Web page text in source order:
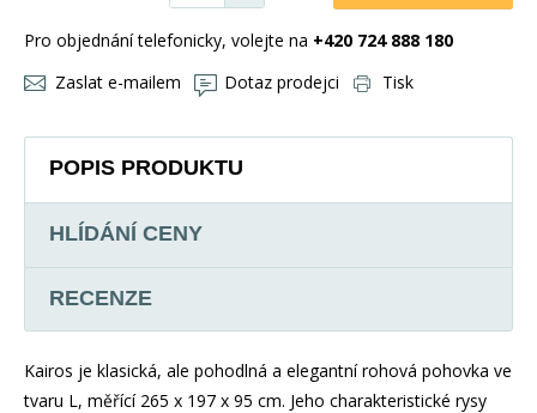
Pro objednání telefonicky, volejte na +420 724 888 180
Zaslat e-mailem
Dotaz prodejci Tisk
POPIS PRODUKTU
HLÍDÁNÍ CENY
RECENZE
Kairos je klasická, ale pohodlná a elegantní rohová pohovka ve
tvaru L, měřící 265 x 197 x 95 cm. Jeho charakteristické rysy